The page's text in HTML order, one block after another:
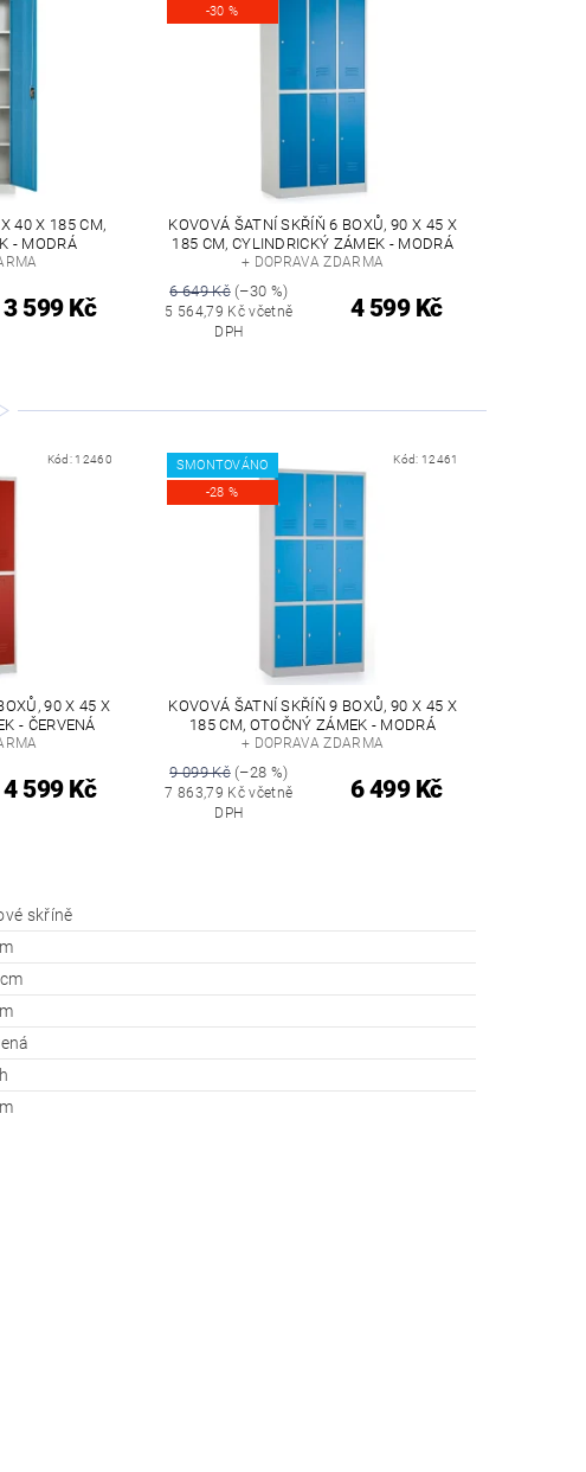
40 X 185 CM,
- MODRÁ
3 599 Kč
-30 %
KOVOVÁ ŠATNÍ SKŘÍŇ 6 BOXŮ, 90 X 45 X
185 CM, CYLINDRICKÝ ZÁMEK - MODRÁ
+ DOPRAVA ZDARMA
6 649 Kč(–30 %)
5 564,79 Kč včetně
DPH
4 599 Kč
Kód: 12460
90 X 45 X
- ČERVENÁ
4 599 Kč
SMONTOVÁNO
-28 %
Kód: 12461
KOVOVÁ ŠATNÍ SKŘÍŇ 9 BOXŮ, 90 X 45 X
185 CM, OTOČNÝ ZÁMEK - MODRÁ
+ DOPRAVA ZDARMA
9 099 Kč(–28 %)
7 863,79 Kč včetně
DPH
6 499 Kč
skříně